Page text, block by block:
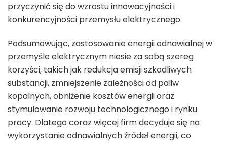
przyczynić się do wzrostu innowacyjności i
konkurencyjności przemysłu elektrycznego.
Podsumowując, zastosowanie energii odnawialnej w
przemyśle elektrycznym niesie za sobą szereg
korzyści, takich jak redukcja emisji szkodliwych
substancji, zmniejszenie zależności od paliw
kopalnych, obniżenie kosztów energii oraz
stymulowanie rozwoju technologicznego i rynku
pracy. Dlatego coraz więcej firm decyduje się na
wykorzystanie odnawialnych źródeł energii, co